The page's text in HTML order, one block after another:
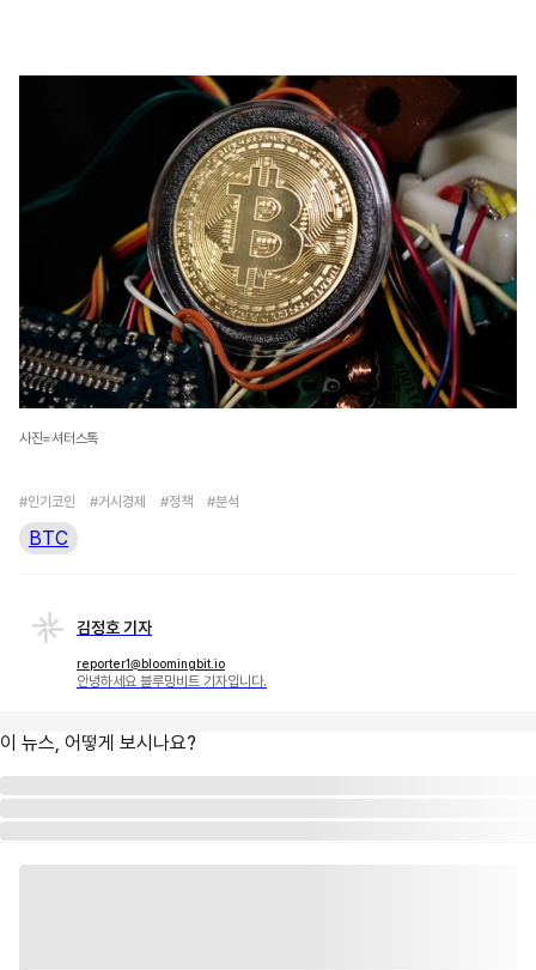
사진=셔터스톡
#인기코인 #거시경제 #정책 #분석
BTC
김정호 기자
reporter1@bloomingbit.io
안녕하세요 블루밍비트 기자입니다.
이 뉴스, 어떻게 보시나요?